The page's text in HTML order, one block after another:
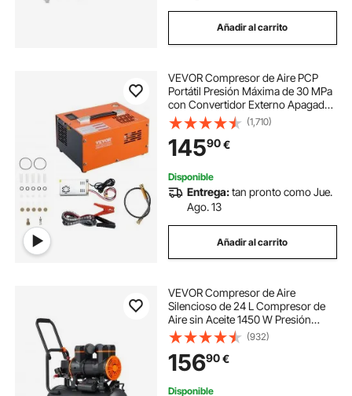
Añadir al carrito
VEVOR Compresor de Aire PCP
Portátil Presión Máxima de 30 MPa
con Convertidor Externo Apagado
Manual CC 12 V/CA 230 V Bomba
de Tanque de Paintball sin Aceite
para Pistola de Aire, Tanque de
Buceo
(1,710)
14590€
Disponible
Entrega:tan pronto como Jue.
Ago. 13
Añadir al carrito
VEVOR Compresor de Aire
Silencioso de 24 L Compresor de
Aire sin Aceite 1450 W Presión
Máxima de 3,5 Mpa Motor sin
Aceite 70 dB para Reparación de
Automóviles Inflado de Neumáticos
Pintura a Pistola
(932)
15690€
Disponible